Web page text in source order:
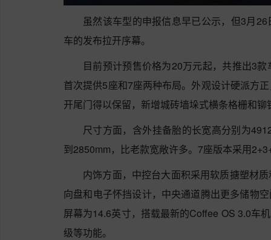
虽然该车型的申报信息早已公示，但3月
车的发布拉开序幕。
目前预计预售价格为20万元起，共推出3
首次提供5座和7座两种布局。外观设计硬派方
开尾门得以保留，新增城砖墙垛式横条格栅和
尺寸方面，含外挂备胎的长宽高分别为
到2850mm，比老款宽敞许多。7座版本采用
内饰方面，中控台大面积采用软质搪塑材
向盘和电子怀挡设计，中央通道腾出更多储物
屏幕为14.6英寸，搭载最新的Coffee OS 3.0车
级等功能。